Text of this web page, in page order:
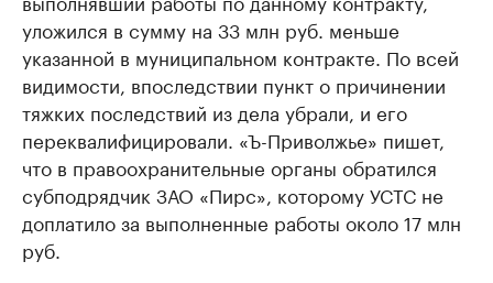
уложился в сумму на 33 млн руб. меньше
указанной в муниципальном контракте. По всей
видимости, впоследствии пункт о причинении
тяжких последствий из дела убрали, и его
переквалифицировали. «Ъ-Приволжье» пишет,
что в правоохранительные органы обратился
субподрядчик ЗАО «Пирс», которому УСТС не
доплатило за выполненные работы около 17 млн
руб.